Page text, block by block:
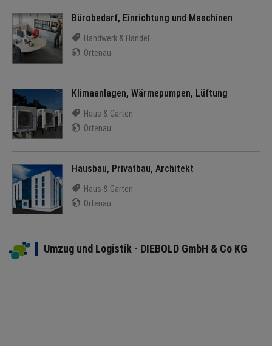
Bürobedarf, Einrichtung und Maschinen
Handwerk & Handel
Ortenau
Klimaanlagen, Wärmepumpen, Lüftung
Haus & Garten
Ortenau
Hausbau, Privatbau, Architekt
Haus & Garten
Ortenau
Umzug und Logistik - DIEBOLD GmbH & Co KG